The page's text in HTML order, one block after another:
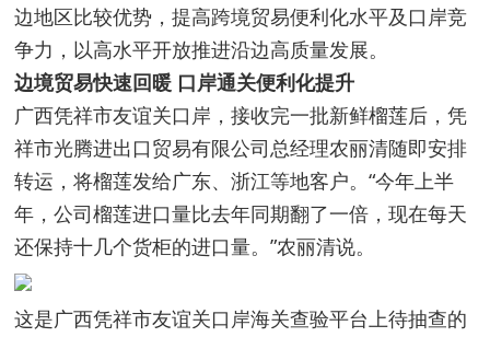
边地区比较优势，提高跨境贸易便利化水平及口岸竞
争力，以高水平开放推进沿边高质量发展。
边境贸易快速回暖 口岸通关便利化提升
广西凭祥市友谊关口岸，接收完一批新鲜榴莲后，凭
祥市光腾进出口贸易有限公司总经理农丽清随即安排
转运，将榴莲发给广东、浙江等地客户。“今年上半
年，公司榴莲进口量比去年同期翻了一倍，现在每天
还保持十几个货柜的进口量。”农丽清说。
这是广西凭祥市友谊关口岸海关查验平台上待抽查的